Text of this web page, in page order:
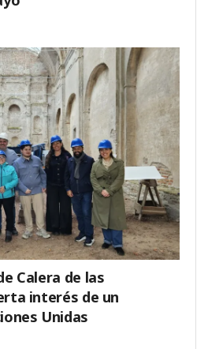
Calera de las
interés de un
Unidas